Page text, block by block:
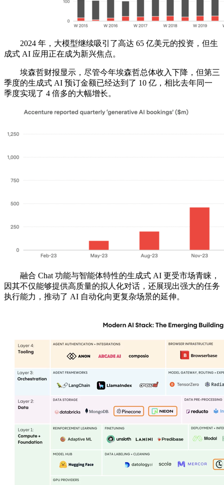
2024 年，大模型继续吸引了高达 65 亿美元的投资，但生
成式 AI 应用正在成为新兴焦点。
埃森哲财报显示，尽管今年埃森哲总体收入下降，但第三
季度的生成式 AI 预订金额已经达到了 10 亿，相比去年同一
季度实现了 4 倍多的大幅增长。
融合 Chat 功能与智能体特性的生成式 AI 更受市场青睐，
因其不仅能够提供高质量的拟人化对话，还展现出强大的任务
执行能力，推动了 AI 自动化向更复杂场景的延伸。